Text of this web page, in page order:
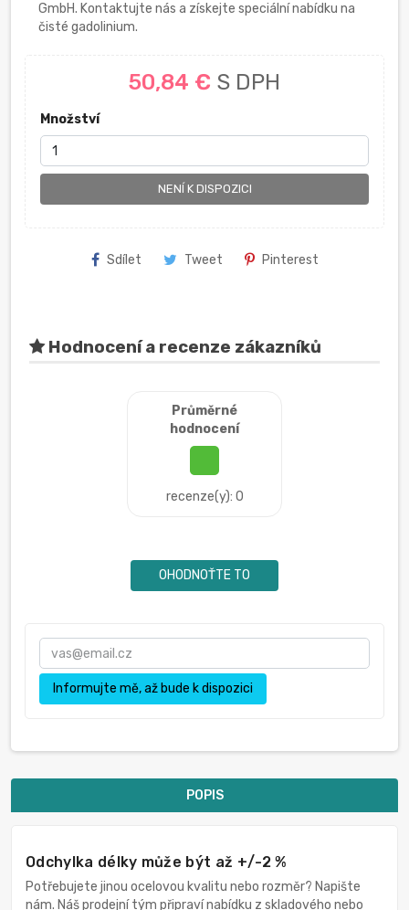
GmbH. Kontaktujte nás a získejte speciální nabídku na
čisté gadolinium.
50,84 € S DPH
Množství
NENÍ K DISPOZICI
Sdílet Tweet Pinterest
Hodnocení a recenze zákazníků
Průměrné
hodnocení
recenze(y): 0
OHODNOŤTE TO
Informujte mě, až bude k dispozici
POPIS
Odchylka délky může být až +/-2 %
Potřebujete jinou ocelovou kvalitu nebo rozměr? Napište
nám. Náš prodejní tým připraví nabídku z skladového nebo